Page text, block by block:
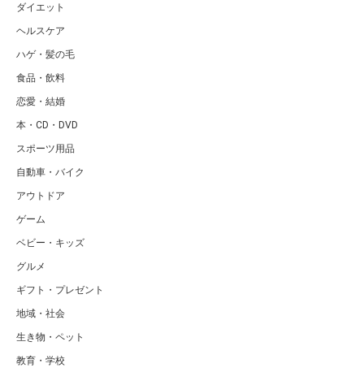
ダイエット
ヘルスケア
ハゲ・髪の毛
食品・飲料
恋愛・結婚
本・CD・DVD
スポーツ用品
自動車・バイク
アウトドア
ゲーム
ベビー・キッズ
グルメ
ギフト・プレゼント
地域・社会
生き物・ペット
教育・学校